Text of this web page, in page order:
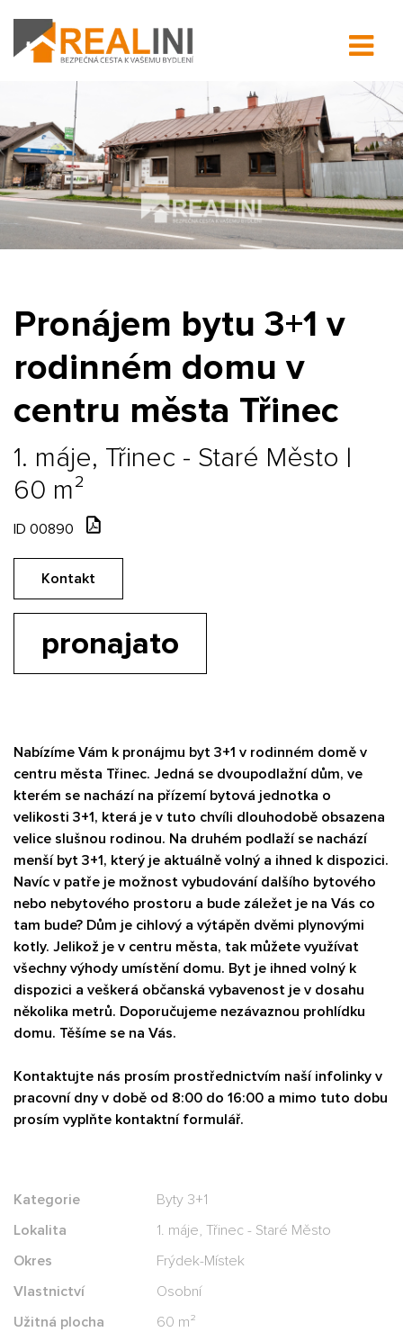
Pronájem bytu 3+1 v
rodinném domu v
centru města Třinec
1. máje, Třinec - Staré Město |
60 m²
ID 00890
Kontakt
pronajato
Nabízíme Vám k pronájmu byt 3+1 v rodinném domě v
centru města Třinec. Jedná se dvoupodlažní dům, ve
kterém se nachází na přízemí bytová jednotka o
velikosti 3+1, která je v tuto chvíli dlouhodobě obsazena
velice slušnou rodinou. Na druhém podlaží se nachází
menší byt 3+1, který je aktuálně volný a ihned k dispozici.
Navíc v patře je možnost vybudování dalšího bytového
nebo nebytového prostoru a bude záležet je na Vás co
tam bude? Dům je cihlový a výtápěn dvěmi plynovými
kotly. Jelikož je v centru města, tak můžete využívat
všechny výhody umístění domu. Byt je ihned volný k
dispozici a veškerá občanská vybavenost je v dosahu
několika metrů. Doporučujeme nezávaznou prohlídku
domu. Těšíme se na Vás.
Kontaktujte nás prosím prostřednictvím naší infolinky v
pracovní dny v době od 8:00 do 16:00 a mimo tuto dobu
prosím vyplňte kontaktní formulář.
Kategorie
Byty 3+1
Lokalita
1. máje, Třinec - Staré Město
Okres
Frýdek-Místek
Vlastnictví
Osobní
Užitná plocha
60 m²